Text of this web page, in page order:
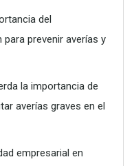
del
prevenir averías y
la importancia de
averías graves en el
empresarial en